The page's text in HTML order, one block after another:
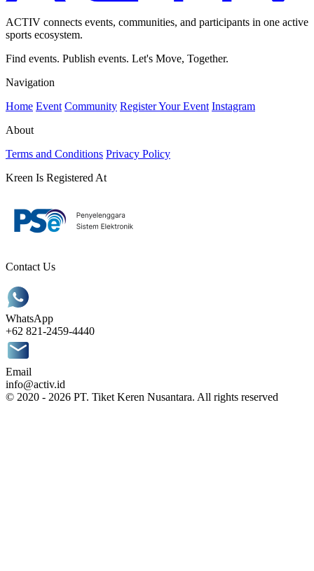
ACTIV connects events, communities, and participants in one active
sports ecosystem.
Find events. Publish events. Let's Move, Together.
Navigation
Home Event Community Register Your Event Instagram
About
Terms and Conditions Privacy Policy
Kreen Is Registered At
Contact Us
WhatsApp
+62 821-2459-4440
Email
info@activ.id
© 2020 - 2026 PT. Tiket Keren Nusantara. All rights reserved